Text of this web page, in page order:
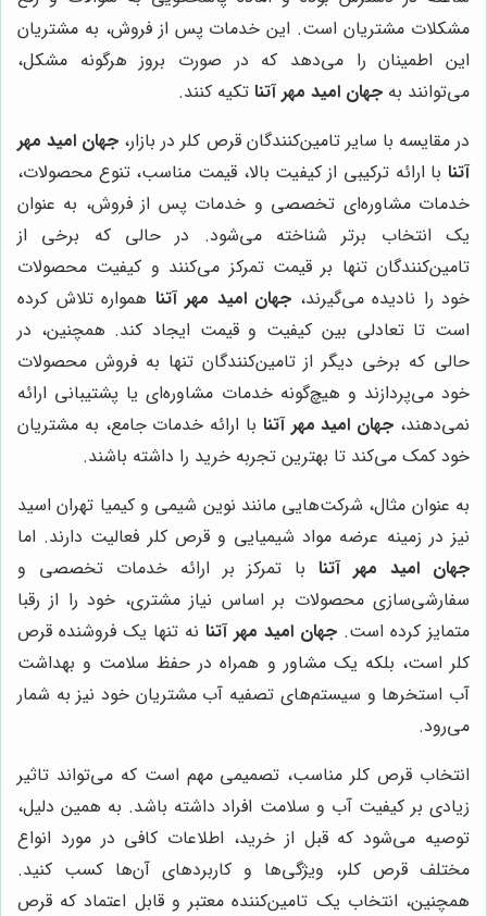
مشکلات مشتریان است. این خدمات پس از فروش، به مشتریان
این اطمینان را می‌دهد که در صورت بروز هرگونه مشکل،
می‌توانند به جهان امید مهر آتنا تکیه کنند.
در مقایسه با سایر تامین‌کنندگان قرص کلر در بازار، جهان امید مهر
آتنا با ارائه ترکیبی از کیفیت بالا، قیمت مناسب، تنوع محصولات،
خدمات مشاوره‌ای تخصصی و خدمات پس از فروش، به عنوان
یک انتخاب برتر شناخته می‌شود. در حالی که برخی از
تامین‌کنندگان تنها بر قیمت تمرکز می‌کنند و کیفیت محصولات
خود را نادیده می‌گیرند، جهان امید مهر آتنا همواره تلاش کرده
است تا تعادلی بین کیفیت و قیمت ایجاد کند. همچنین، در
حالی که برخی دیگر از تامین‌کنندگان تنها به فروش محصولات
خود می‌پردازند و هیچ‌گونه خدمات مشاوره‌ای یا پشتیبانی ارائه
نمی‌دهند، جهان امید مهر آتنا با ارائه خدمات جامع، به مشتریان
خود کمک می‌کند تا بهترین تجربه خرید را داشته باشند.
به عنوان مثال، شرکت‌هایی مانند نوین شیمی و کیمیا تهران اسید
نیز در زمینه عرضه مواد شیمیایی و قرص کلر فعالیت دارند. اما
جهان امید مهر آتنابا تمرکز بر ارائه خدمات تخصصی و
سفارشی‌سازی محصولات بر اساس نیاز مشتری، خود را از رقبا
متمایز کرده است. جهان امید مهر آتنا نه تنها یک فروشنده قرص
کلر است، بلکه یک مشاور و همراه در حفظ سلامت و بهداشت
آب استخرها و سیستم‌های تصفیه آب مشتریان خود نیز به شمار
می‌رود.
انتخاب قرص کلر مناسب، تصمیمی مهم است که می‌تواند تاثیر
زیادی بر کیفیت آب و سلامت افراد داشته باشد. به همین دلیل،
توصیه می‌شود که قبل از خرید، اطلاعات کافی در مورد انواع
مختلف قرص کلر، ویژگی‌ها و کاربردهای آن‌ها کسب کنید.
همچنین، انتخاب یک تامین‌کننده معتبر و قابل اعتماد که قرص